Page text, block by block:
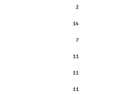
2
14
7
11
11
11